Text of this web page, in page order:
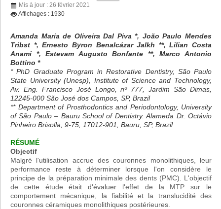
Mis à jour : 26 février 2021
Affichages : 1930
Amanda Maria de Oliveira Dal Piva *, João Paulo Mendes
Tribst *, Ernesto Byron Benalcázar Jalkh **, Lilian Costa
Anami *, Estevam Augusto Bonfante **, Marco Antonio
Bottino *
* PhD Graduate Program in Restorative Dentistry, São Paulo
State University (Unesp), Institute of Science and Technology,
Av. Eng. Francisco José Longo, nº 777, Jardim São Dimas,
12245-000 São José dos Campos, SP, Brazil
** Department of Prosthodontics and Periodontology, University
of São Paulo – Bauru School of Dentistry. Alameda Dr. Octávio
Pinheiro Brisolla, 9-75, 17012-901, Bauru, SP, Brazil
RÉSUMÉ
Objectif
Malgré l'utilisation accrue des couronnes monolithiques, leur
performance reste à déterminer lorsque l'on considère le
principe de la préparation minimale des dents (PMC). L'objectif
de cette étude était d'évaluer l'effet de la MTP sur le
comportement mécanique, la fiabilité et la translucidité des
couronnes céramiques monolithiques postérieures.